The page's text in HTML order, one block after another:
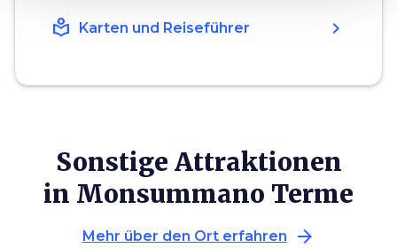
local_library Karten und Reiseführer chevron_right
Sonstige Attraktionen
in Monsummano Terme
Mehr über den Ort erfahren arrow_forward